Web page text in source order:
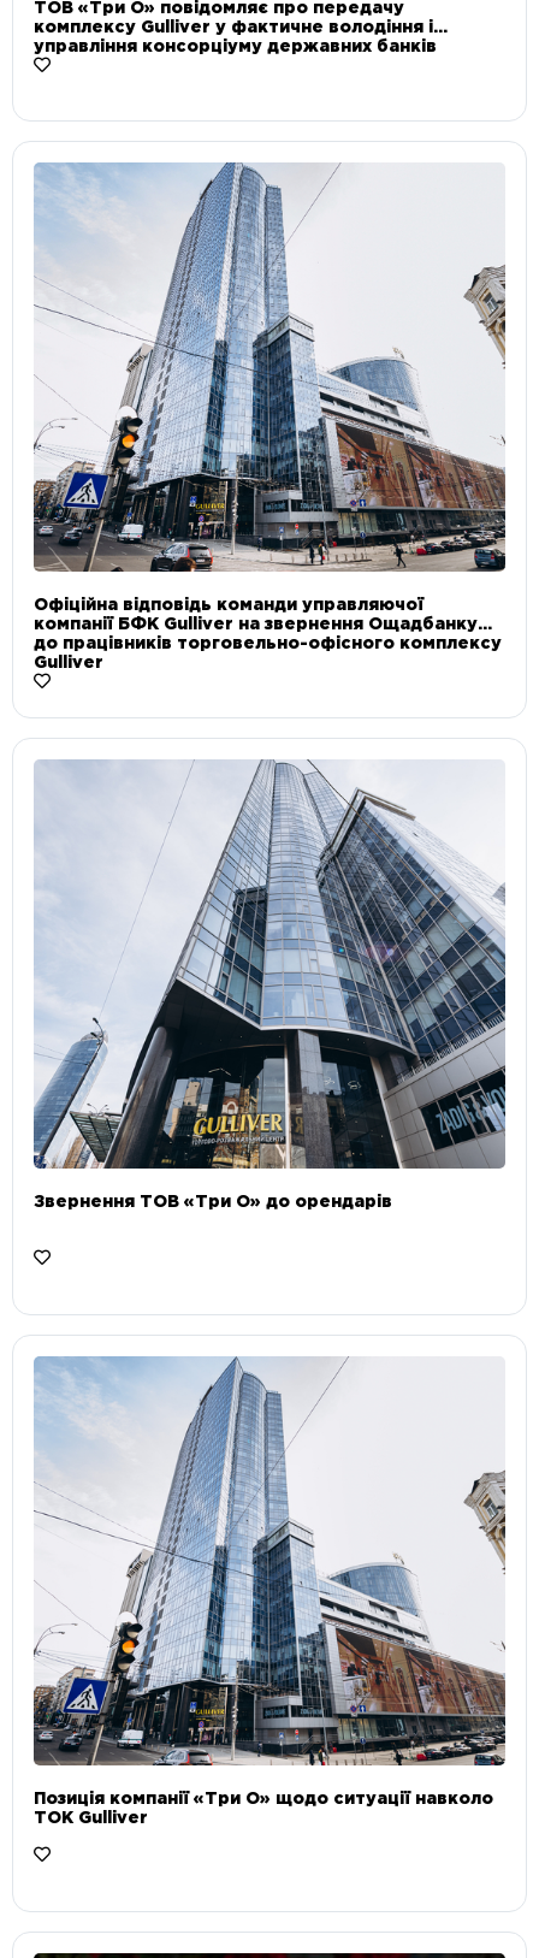
ТОВ «Три О» повідомляє про передачу
комплексу Gulliver у фактичне володіння і
управління консорціуму державних банків
Офіційна відповідь команди управляючої
компанії БФК Gulliver на звернення Ощадбанку
до працівників торговельно-офісного комплексу
Gulliver
Звернення ТОВ «Три О» до орендарів
Позиція компанії «Три О» щодо ситуації навколо
ТОК Gulliver